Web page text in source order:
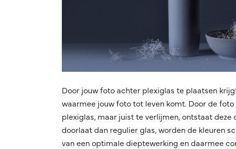
Door jouw foto achter plexiglas te plaatsen
waarmee jouw foto tot leven komt. Door de
plexiglas, maar juist te verlijmen, ontstaat
doorlaat dan regulier glas, worden de kleuren
van een optimale dieptewerking en daarmee